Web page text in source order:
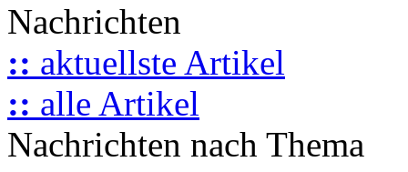
Nachrichten
:: aktuellste Artikel
:: alle Artikel
Nachrichten nach Thema